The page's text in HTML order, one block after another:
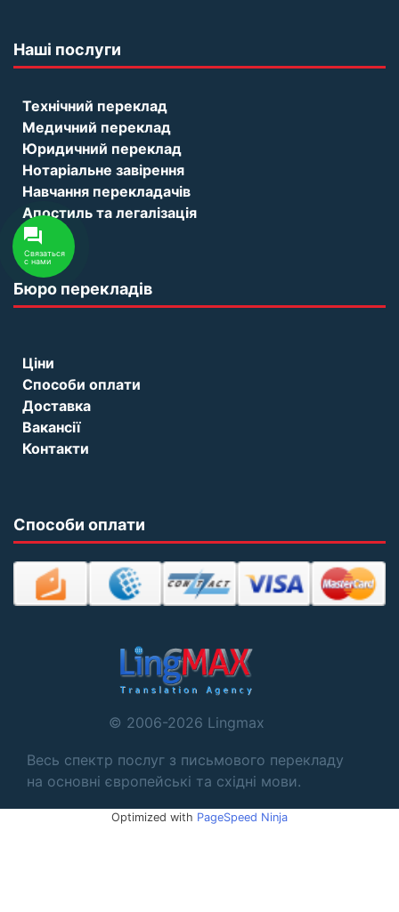
Связаться
с нами
Наші послуги
Технічний переклад
Медичний переклад
Юридичний переклад
Нотаріальне завірення
Навчання перекладачів
Апостиль та легалізація
Бюро перекладів
Ціни
Способи оплати
Доставка
Вакансії
Контакти
Способи оплати
© 2006-2026 Lingmax
Весь спектр послуг з письмового перекладу
на основні європейські та східні мови.
Optimized with PageSpeed Ninja